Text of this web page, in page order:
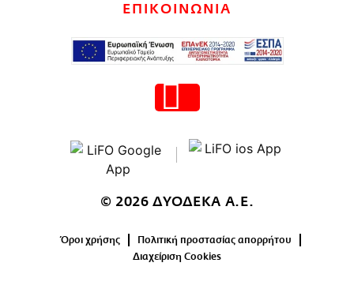
ΕΠΙΚΟΙΝΩΝΙΑ
© 2026 ΔΥΟΔΕΚΑ Α.Ε.
Όροι χρήσης
Πολιτική προστασίας απορρήτου
Διαχείριση Cookies